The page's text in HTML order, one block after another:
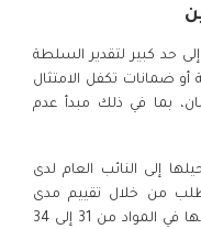
حد كبير لتقدير السلطة
أو ضمانات تكفل الامتثال
بما في ذلك مبدأ عدم
إلى النائب العام لدى
من خلال تقييم مدى
استيفاء الشروط القانونية المنصوص عليها في المواد من 31 إلى 34